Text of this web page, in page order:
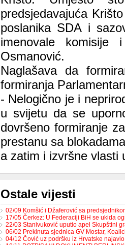
predsjedavajuća
poslanika SDA i
imenovale
Osmanović.
Naglašava da
formiranja
- Nelogično je i
u svijetu da se
dovršeno formiranje
prestanu sa
a zatim i izvršne vlasti
Ostale vijesti
02/09 Komšić i Džaferović sa
17/05 Čerkez: U Federaciji BiH se ukida
22/03 Stanivuković uputio apel Skupštini
06/02 Prekinuta sjednica GV Mostar,
04/12 Čović uz podršku iz Hrvatske